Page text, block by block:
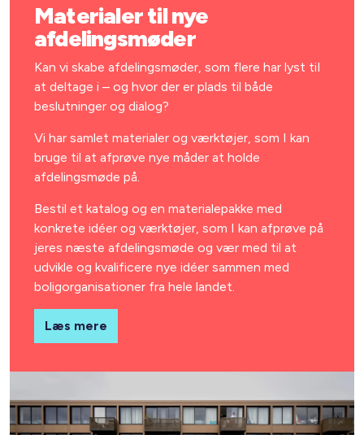
Materialer til nye
afdelingsmøder
Kan vi skabe afdelingsmøder, som flere har lyst til
at deltage i – og hvor der er plads til både
beslutninger og dialog?
Vi har samlet materialer og værktøjer, som I kan
bruge til at afprøve nye måder at holde
afdelingsmøde på.
Bestil et katalog og en materialepakke med
konkrete idéer og værktøjer, som I kan afprøve på
jeres næste afdelingsmøde og vær med til at
udvikle og kvalificere nye idéer sammen med
boligorganisationer fra hele landet.
Læs mere